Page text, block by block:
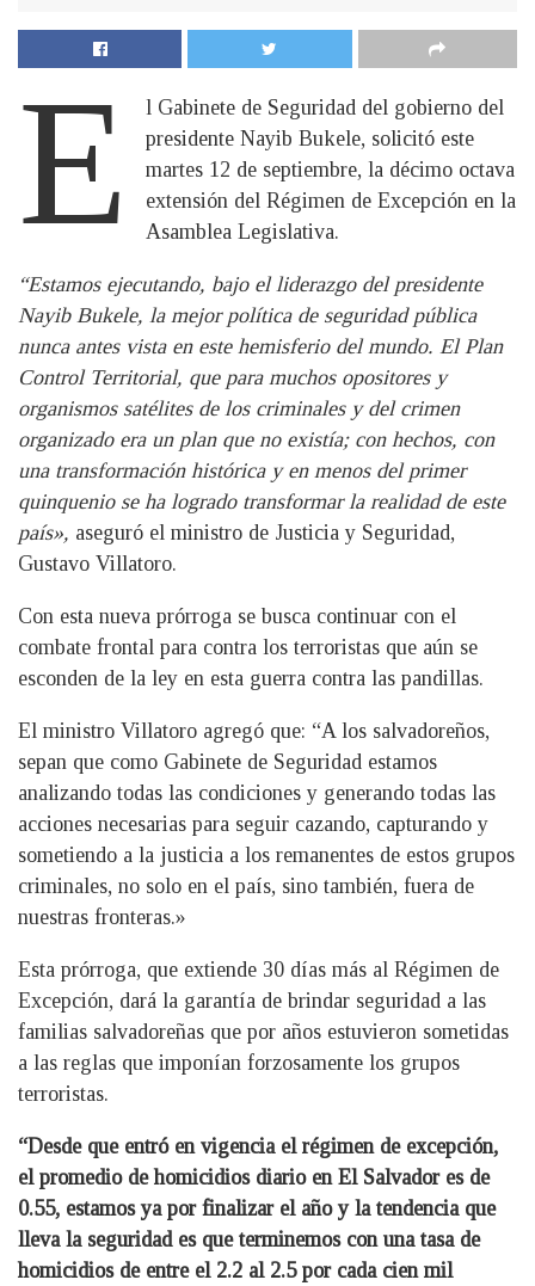
E
l Gabinete de Seguridad del gobierno del
presidente Nayib Bukele, solicitó este
martes 12 de septiembre, la décimo octava
extensión del Régimen de Excepción en la
Asamblea Legislativa.
“Estamos ejecutando, bajo el liderazgo del presidente
Nayib Bukele, la mejor política de seguridad pública
nunca antes vista en este hemisferio del mundo. El Plan
Control Territorial, que para muchos opositores y
organismos satélites de los criminales y del crimen
organizado era un plan que no existía; con hechos, con
una transformación histórica y en menos del primer
quinquenio se ha logrado transformar la realidad de este
país», aseguró el ministro de Justicia y Seguridad,
Gustavo Villatoro.
Con esta nueva prórroga se busca continuar con el
combate frontal para contra los terroristas que aún se
esconden de la ley en esta guerra contra las pandillas.
El ministro Villatoro agregó que: “A los salvadoreños,
sepan que como Gabinete de Seguridad estamos
analizando todas las condiciones y generando todas las
acciones necesarias para seguir cazando, capturando y
sometiendo a la justicia a los remanentes de estos grupos
criminales, no solo en el país, sino también, fuera de
nuestras fronteras.»
Esta prórroga, que extiende 30 días más al Régimen de
Excepción, dará la garantía de brindar seguridad a las
familias salvadoreñas que por años estuvieron sometidas
a las reglas que imponían forzosamente los grupos
terroristas.
“Desde que entró en vigencia el régimen de excepción,
el promedio de homicidios diario en El Salvador es de
0.55, estamos ya por finalizar el año y la tendencia que
lleva la seguridad es que terminemos con una tasa de
homicidios de entre el 2.2 al 2.5 por cada cien mil